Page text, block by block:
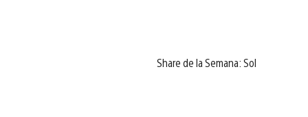
Share de la Semana: Sol